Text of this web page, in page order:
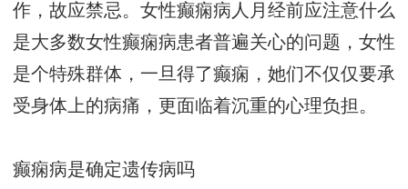
作，故应禁忌。女性癫痫病人月经前应注意什么
是大多数女性癫痫病患者普遍关心的问题，女性
是个特殊群体，一旦得了癫痫，她们不仅仅要承
受身体上的病痛，更面临着沉重的心理负担。
癫痫病是确定遗传病吗